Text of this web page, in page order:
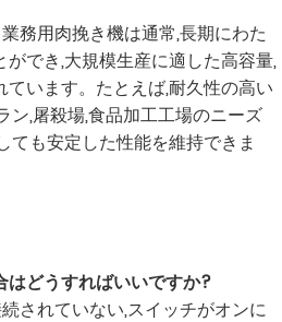
務用肉挽き機は通常,長期にわた
でき,大規模生産に適した高容量,
います。たとえば,耐久性の高い
ン,屠殺場,食品加工工場のニーズ
ても安定した性能を維持できま
はどうすればいいですか?
されていない,スイッチがオンに